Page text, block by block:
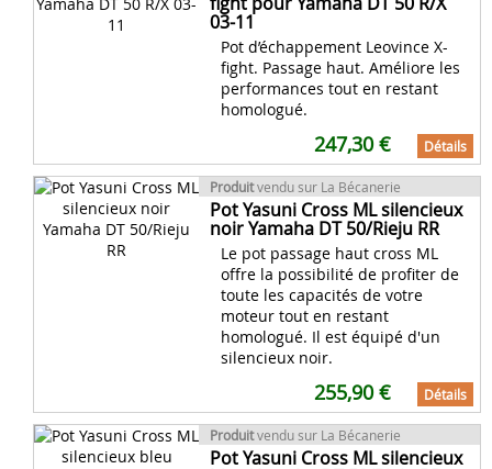
03-11
Pot d’échappement Leovince X-
fight. Passage haut. Améliore les
performances tout en restant
homologué.
247,30 € Détails
Produitvendu sur La Bécanerie
Pot Yasuni Cross ML silencieux
noir Yamaha DT 50/Rieju RR
Le pot passage haut cross ML
offre la possibilité de profiter de
toute les capacités de votre
moteur tout en restant
homologué. Il est équipé d'un
silencieux noir.
255,90 € Détails
Produitvendu sur La Bécanerie
Pot Yasuni Cross ML silencieux